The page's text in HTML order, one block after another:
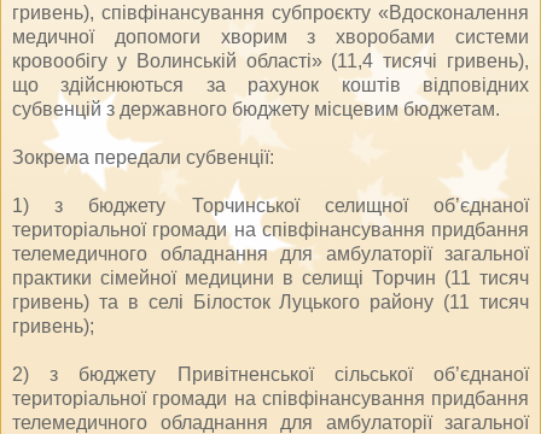
гривень), співфінансування субпроєкту «Вдосконалення
медичної допомоги хворим з хворобами системи
кровообігу у Волинській області» (11,4 тисячі гривень),
що здійснюються за рахунок коштів відповідних
субвенцій з державного бюджету місцевим бюджетам.
Зокрема передали субвенції:
1) з бюджету Торчинської селищної об’єднаної
територіальної громади на співфінансування придбання
телемедичного обладнання для амбулаторії загальної
практики сімейної медицини в селищі Торчин (11 тисяч
гривень) та в селі Білосток Луцького району (11 тисяч
гривень);
2) з бюджету Привітненської сільської об’єднаної
територіальної громади на співфінансування придбання
телемедичного обладнання для амбулаторії загальної